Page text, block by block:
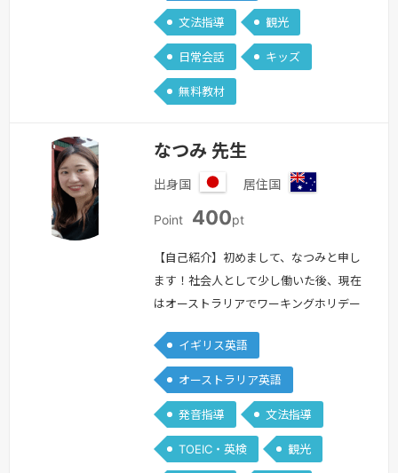
つけて格好良くペラペラしゃべりた
い！」そんな夢を私は子供の頃から持っ
ていました。私は英語圏への留学経験は
おろか、英語圏へ行ったこともこれまで
の人生で一度もありません。（もちろん
日本にいなが…続きを見る »
文法指導 観光
日常会話 キッズ
無料教材
なつみ 先生
出身国
本
居住国
ト
ラ
リ
Point 400pt
【自己紹介】初めまして、なつみと申し
ます！社会人として少し働いた後、現在
はオーストラリアでワーキングホリデー
ために、オーストラリアの渡航を決めま
した。）英語は帰国子女ではなく、独学
で始めたため最初は全く話せませんでし
たが、今では英語を使った仕事もこなせ
るように成長しました。私自身の経験か
ら、英語を学ぶ楽しさと苦しさをよく理
イギリス英語
オーストラリア英語
発音指導 文法指導
TOEIC・英検 観光